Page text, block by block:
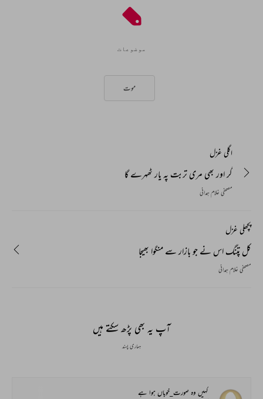
موضوعات
موت
اگلی غزل
گر اور بھی مری تربت پہ یار ٹھہرے گا
مصحفی غلام ہمدانی
پچھلی غزل
کل پتنگ اس نے جو بازار سے منگوا بھیجا
مصحفی غلام ہمدانی
آپ یہ بھی پڑھ سکتے ہیں
ہماری پسند
کہیں وہ صورت_خوباں ہوا ہے